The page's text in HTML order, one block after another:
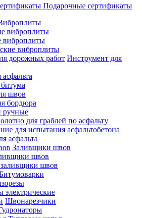
Подарочные сертификаты
виброплиты
виброплиты
виброплиты
Инструмент для
швов
бордюра
ручные
для граблей по асфальту
для испытания асфальтобетона
асфальта
Заливщики швов
швов
швов
электрические
Швонарезчики